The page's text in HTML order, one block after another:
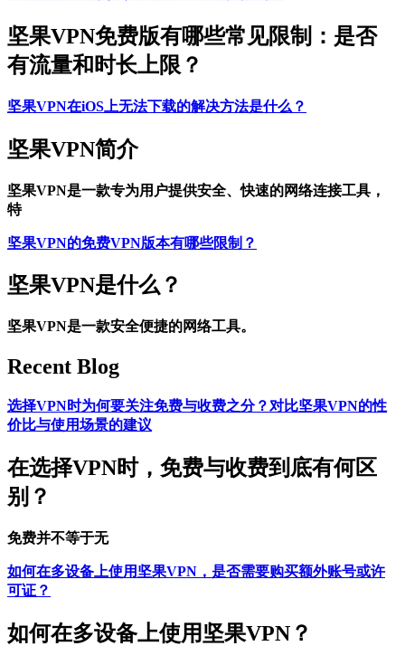
坚果VPN免费版有哪些常见限制：是否
有流量和时长上限？
坚果VPN在iOS上无法下载的解决方法是什么？
坚果VPN简介
坚果VPN是一款专为用户提供安全、快速的网络连接工具，
特
坚果VPN的免费VPN版本有哪些限制？
坚果VPN是什么？
坚果VPN是一款安全便捷的网络工具。
Recent Blog
选择VPN时为何要关注免费与收费之分？对比坚果VPN的性
价比与使用场景的建议
在选择VPN时，免费与收费到底有何区
别？
免费并不等于无
如何在多设备上使用坚果VPN，是否需要购买额外账号或许
可证？
如何在多设备上使用坚果VPN？